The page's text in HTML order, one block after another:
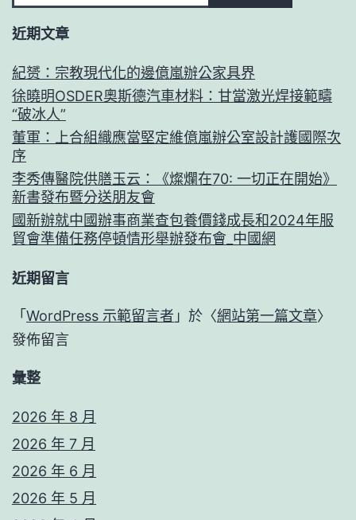
近期文章
紀赟：宗教現代化的邊億嵐辦公家具界
徐曉明OSDER奧斯德汽車材料：甘當激光焊接範疇
“破冰人”
董軍：上合組織應當堅定維億嵐辦公室設計護國際次
序
李秀傳醫院供膳玉云：《燦爛在70: 一切正在開始》
新書發布暨分送朋友會
國新辦就中國辦事商業查包養價錢成長和2024年服
貿會準備任務停頓情形舉辦發布會_中國網
近期留言
「 WordPress 示範留言者 」於〈網站第一篇文章〉
發佈留言
彙整
2026 年 8 月
2026 年 7 月
2026 年 6 月
2026 年 5 月